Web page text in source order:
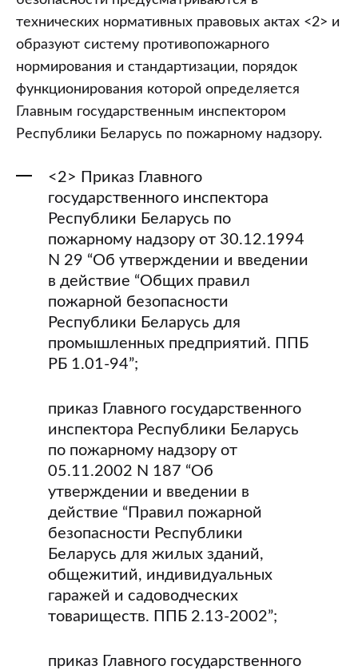
технических нормативных правовых актах <2> и
образуют систему противопожарного
нормирования и стандартизации, порядок
функционирования которой определяется
Главным государственным инспектором
Республики Беларусь по пожарному надзору.
<2> Приказ Главного
государственного инспектора
Республики Беларусь по
пожарному надзору от 30.12.1994
N 29 “Об утверждении и введении
в действие “Общих правил
пожарной безопасности
Республики Беларусь для
промышленных предприятий. ППБ
РБ 1.01-94”;
приказ Главного государственного
инспектора Республики Беларусь
по пожарному надзору от
05.11.2002 N 187 “Об
утверждении и введении в
действие “Правил пожарной
безопасности Республики
Беларусь для жилых зданий,
общежитий, индивидуальных
гаражей и садоводческих
товариществ. ППБ 2.13-2002”;
приказ Главного государственного